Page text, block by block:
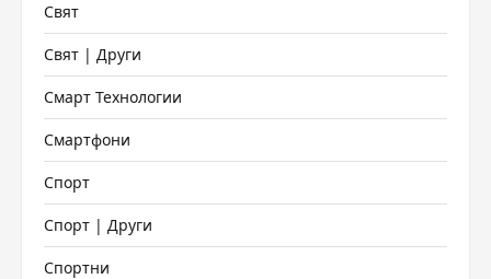
Свят
Свят | Други
Смарт Технологии
Смартфони
Спорт
Спорт | Други
Спортни